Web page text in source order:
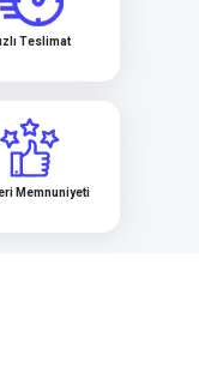
Teslimat
Memnuniyeti